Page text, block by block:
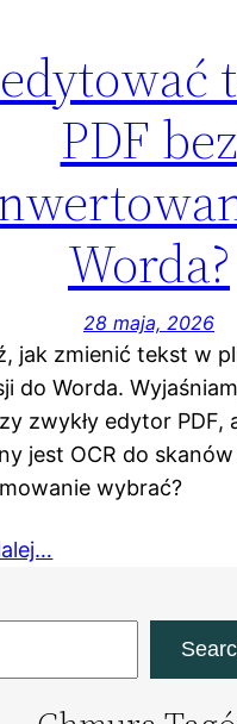
PDF bez
Worda?
28 maja, 2026
jak zmienić tekst w
do Worda.
zwykły edytor PDF,
jest OCR do skanów
wybrać?